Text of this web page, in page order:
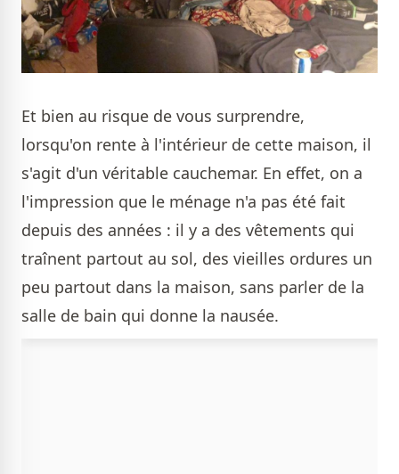
Et bien au risque de vous surprendre,
lorsqu'on rente à l'intérieur de cette maison, il
s'agit d'un véritable cauchemar. En effet, on a
l'impression que le ménage n'a pas été fait
depuis des années : il y a des vêtements qui
traînent partout au sol, des vieilles ordures un
peu partout dans la maison, sans parler de la
salle de bain qui donne la nausée.